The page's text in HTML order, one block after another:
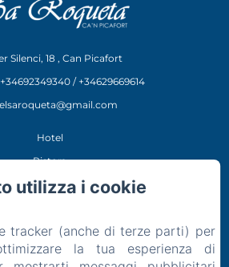
Silenci, 18 , Can Picafort
/ +34629669614
Hotel
Ristora
Esperienze
Contatto
Informativa Privacy
utilizza i cookie
tracker (anche di terze parti) per
la tua esperienza di